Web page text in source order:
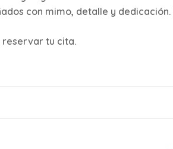
con mimo, detalle y
reservar tu cita.